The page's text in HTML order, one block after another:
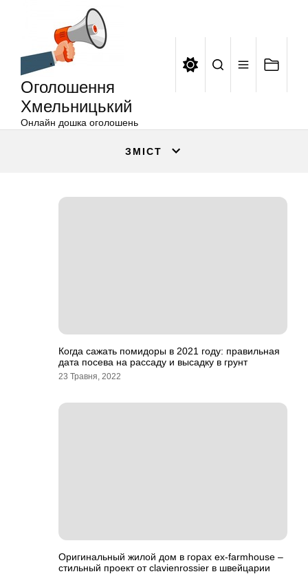
Оголошення
Хмельницький
Онлайн дошка оголошень
ЗМІСТ
Когда сажать помидоры в 2021 году: правильная
дата посева на рассаду и высадку в грунт
23 Травня, 2022
Оригинальный жилой дом в горах ex-farmhouse –
стильный проект от clavienrossier в швейцарии